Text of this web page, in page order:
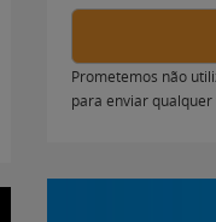
Prometemos não
para enviar qualquer